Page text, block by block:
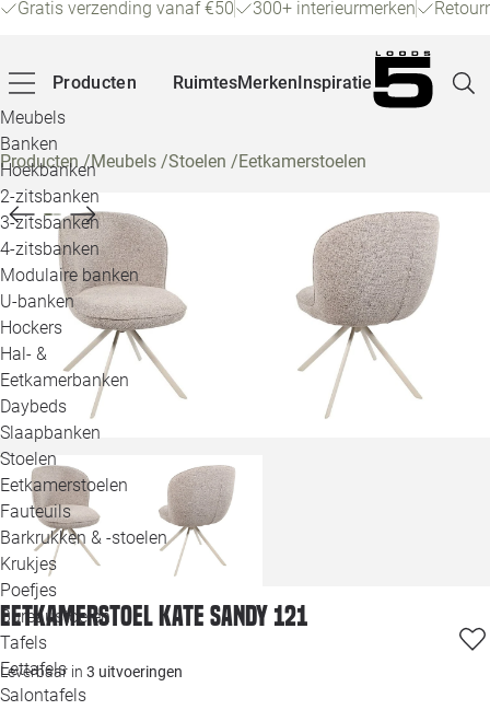
Gratis verzending vanaf €50 300+ interieurmerken
Producten
Meubels
Banken
Hoekbanken
2-zitsbanken
3-zitsbanken
4-zitsbanken
Modulaire banken
U-banken
Hockers
Hal- &
Eetkamerbanken
Daybeds
Slaapbanken
Stoelen
Eetkamerstoelen
Fauteuils
Barkrukken & -stoelen
Krukjes
Poefjes
Bureaustoelen
Tafels
Eettafels
Salontafels
RuimtesMerkenInspiratie
Producten/Meubels /Stoelen /Eetkamerstoelen
Eetkamerstoel Kate sandy 121
Leverbaar in 3 uitvoeringen